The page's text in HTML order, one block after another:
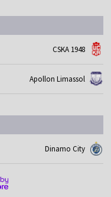
CSKA 1948
Apollon Limassol
Dinamo City